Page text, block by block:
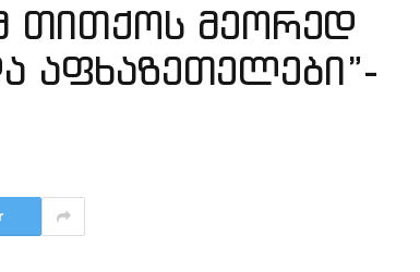
თითქოს მეორედ
აფხაზეთელები”-